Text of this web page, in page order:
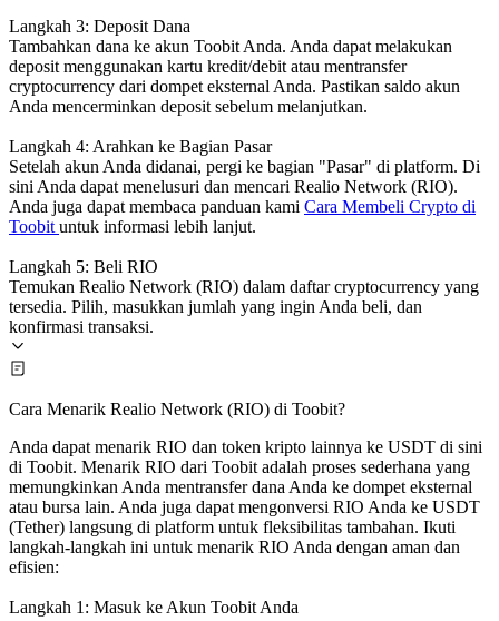
Langkah 3: Deposit Dana
Tambahkan dana ke akun Toobit Anda. Anda dapat melakukan
deposit menggunakan kartu kredit/debit atau mentransfer
cryptocurrency dari dompet eksternal Anda. Pastikan saldo akun
Anda mencerminkan deposit sebelum melanjutkan.
Langkah 4: Arahkan ke Bagian Pasar
Setelah akun Anda didanai, pergi ke bagian "Pasar" di platform. Di
sini Anda dapat menelusuri dan mencari Realio Network (RIO).
Anda juga dapat membaca panduan kami Cara Membeli Crypto di
Toobit untuk informasi lebih lanjut.
Langkah 5: Beli RIO
Temukan Realio Network (RIO) dalam daftar cryptocurrency yang
tersedia. Pilih, masukkan jumlah yang ingin Anda beli, dan
konfirmasi transaksi.
Cara Menarik Realio Network (RIO) di Toobit?
Anda dapat menarik RIO dan token kripto lainnya ke USDT di sini
di Toobit. Menarik RIO dari Toobit adalah proses sederhana yang
memungkinkan Anda mentransfer dana Anda ke dompet eksternal
atau bursa lain. Anda juga dapat mengonversi RIO Anda ke USDT
(Tether) langsung di platform untuk fleksibilitas tambahan. Ikuti
langkah-langkah ini untuk menarik RIO Anda dengan aman dan
efisien:
Langkah 1: Masuk ke Akun Toobit Anda